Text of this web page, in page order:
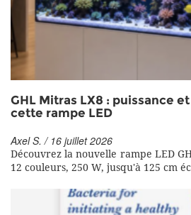
GHL Mitras LX8 : puissance
cette rampe LED
Axel S. / 16 juillet 2026
Découvrez la nouvelle rampe LED
12 couleurs, 250 W, jusqu'à 125 cm